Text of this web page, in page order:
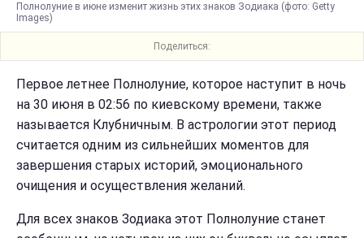
Полнолуние в июне изменит жизнь этих знаков Зодиака (фото: Getty
Images)
Поделиться:
Первое летнее Полнолуние, которое наступит в ночь
на 30 июня в 02:56 по киевскому времени, также
называется Клубничным. В астрологии этот период
считается одним из сильнейших моментов для
завершения старых историй, эмоционального
очищения и осуществления желаний.
Для всех знаков Зодиака этот Полнолуние станет